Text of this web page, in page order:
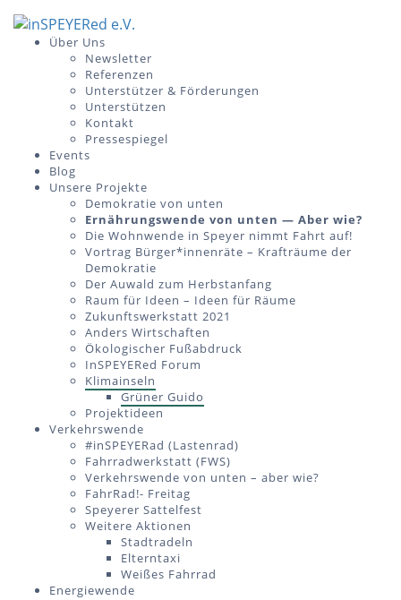
Skip
Über Uns
Newsletter
Referenzen
Unterstützer & Förderungen
Unterstützen
Kontakt
Pressespiegel
Events
Blog
Unsere Projekte
Demokratie von unten
Ernährungswende von unten — Aber wie?
Die Wohnwende in Speyer nimmt Fahrt auf!
Vortrag Bürger*innenräte – Krafträume der
Demokratie
Der Auwald zum Herbstanfang
Raum für Ideen – Ideen für Räume
Zukunftswerkstatt 2021
Anders Wirtschaften
Ökologischer Fußabdruck
InSPEYERed Forum
Klimainseln
Grüner Guido
Projektideen
Verkehrswende
#inSPEYERad (Lastenrad)
Fahrradwerkstatt (FWS)
Verkehrswende von unten – aber wie?
FahrRad!- Freitag
Speyerer Sattelfest
Weitere Aktionen
Stadtradeln
Elterntaxi
Weißes Fahrrad
Energiewende